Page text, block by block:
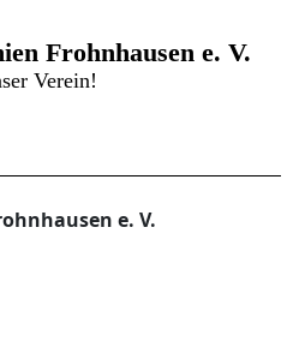
Frohnhausen e. V.
Verein!
e. V.